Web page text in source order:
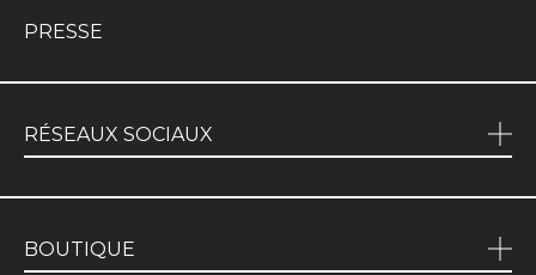
PRESSE
RÉSEAUX SOCIAUX
BOUTIQUE